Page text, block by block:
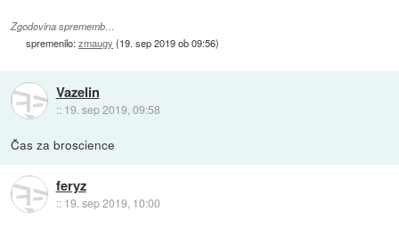
Zgodovina sprememb…
spremenilo:zmaugy (19. sep 2019 ob 09:56)
Vazelin
:: 19. sep 2019, 09:58
Čas za broscience
feryz
:: 19. sep 2019, 10:00